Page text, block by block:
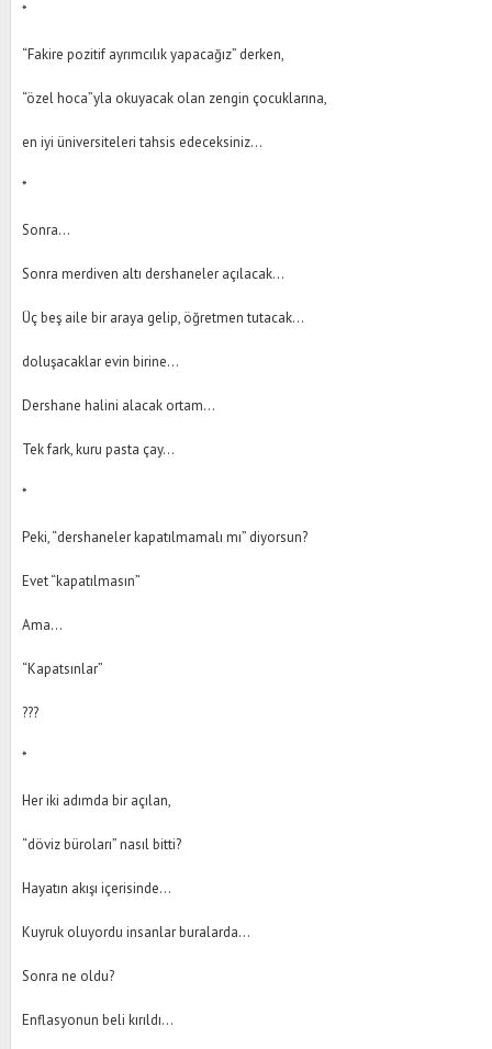
*
“Fakire pozitif ayrımcılık yapacağız” derken,
“özel hoca”yla okuyacak olan zengin çocuklarına,
en iyi üniversiteleri tahsis edeceksiniz…
*
Sonra…
Sonra merdiven altı dershaneler açılacak…
Üç beş aile bir araya gelip, öğretmen tutacak…
doluşacaklar evin birine…
Dershane halini alacak ortam…
Tek fark, kuru pasta çay...
*
Peki, “dershaneler kapatılmamalı mı” diyorsun?
Evet “kapatılmasın”
Ama…
“Kapatsınlar”
???
*
Her iki adımda bir açılan,
“döviz büroları” nasıl bitti?
Hayatın akışı içerisinde…
Kuyruk oluyordu insanlar buralarda…
Sonra ne oldu?
Enflasyonun beli kırıldı…